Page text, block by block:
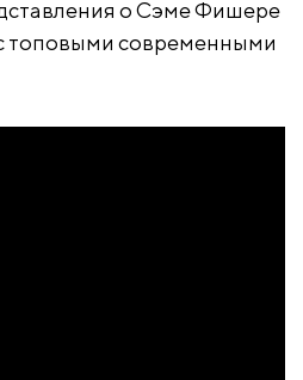
о Сэме Фишере
топовыми современными